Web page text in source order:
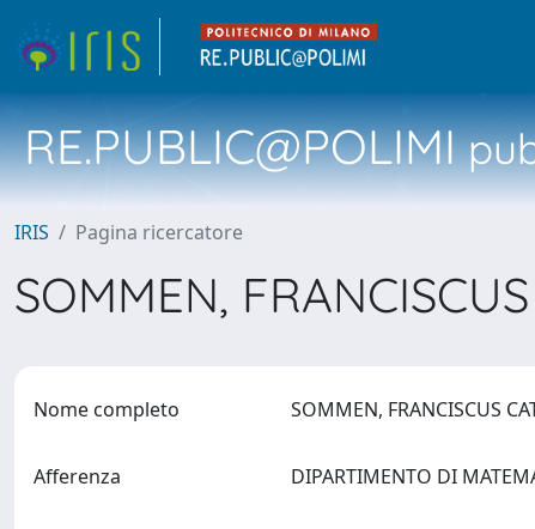
RE.PUBLIC@POLIMI
IRIS Pagina ricercatore
SOMMEN,
Nome completo SOMMEN, FRANCISCUS
Afferenza DIPARTIMENTO DI